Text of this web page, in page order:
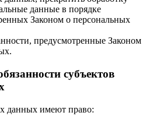
данные в порядке
Законом о персональных
предусмотренные Законом
субъектов
данных имеют право: